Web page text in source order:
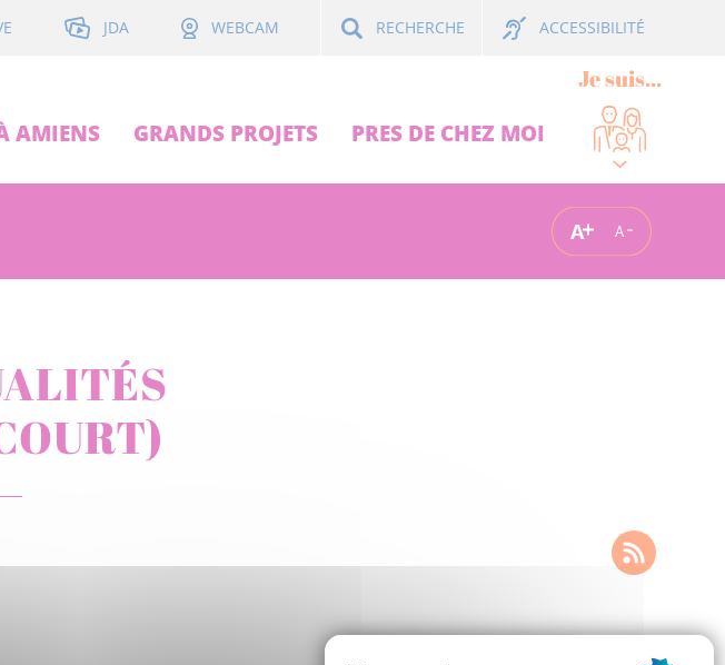
JDA WEBCAM RECHERCHE ACCESSIBILITÉ
AMIENS GRANDS PROJETS PRES DE CHEZ MOI
Je suis...
A A